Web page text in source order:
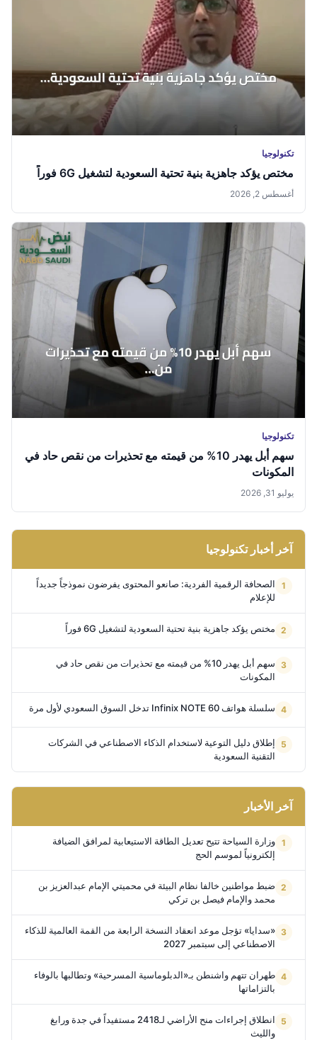
تكنولوجيا
مختص يؤكد جاهزية بنية تحتية السعودية لتشغيل 6G فوراً
أغسطس 2, 2026
تكنولوجيا
سهم أبل يهدر 10% من قيمته مع تحذيرات من نقص حاد في
المكونات
يوليو 31, 2026
آخر أخبار تكنولوجيا
الصحافة الرقمية الفردية: صانعو المحتوى يفرضون نموذجاً جديداً
للإعلام
مختص يؤكد جاهزية بنية تحتية السعودية لتشغيل 6G فوراً
سهم أبل يهدر 10% من قيمته مع تحذيرات من نقص حاد في
المكونات
سلسلة هواتف Infinix NOTE 60 تدخل السوق السعودي لأول مرة
إطلاق دليل التوعية لاستخدام الذكاء الاصطناعي في الشركات
التقنية السعودية
آخر الأخبار
وزارة السياحة تتيح تعديل الطاقة الاستيعابية لمرافق الضيافة
إلكترونياً لموسم الحج
ضبط مواطنين خالفا نظام البيئة في محميتي الإمام عبدالعزيز بن
محمد والإمام فيصل بن تركي
«سدايا» تؤجل موعد انعقاد النسخة الرابعة من القمة العالمية للذكاء
الاصطناعي إلى سبتمبر 2027
طهران تتهم واشنطن بـ«الدبلوماسية المسرحية» وتطالبها بالوفاء
بالتزاماتها
انطلاق إجراءات منح الأراضي لـ2418 مستفيداً في جدة ورابغ
والليث